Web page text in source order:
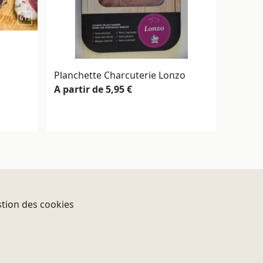
Planchette Charcuterie Lonzo
A partir de 5,95 €
des cookies